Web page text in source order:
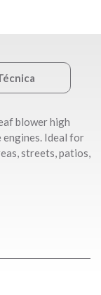
blower high
engines. Ideal for
streets, patios,